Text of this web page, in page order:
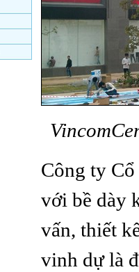
Công ty
với bề dày
vấn, thiết
vinh dự là